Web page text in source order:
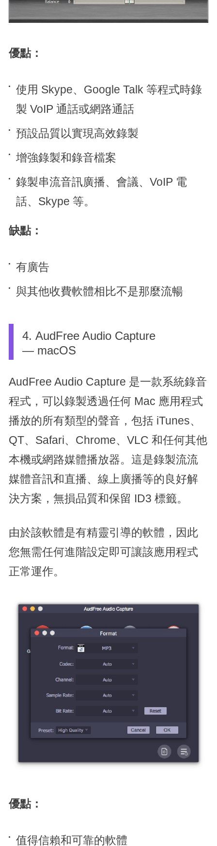
優點：
使用 Skype、Google Talk 等程式時錄
製 VoIP 通話或網路通話
預設品質以實現高效錄製
增強錄製和錄音檔案
錄製串流音訊廣播、會議、VoIP 電
話、Skype 等。
缺點：
有廣告
與其他收費軟體相比不是那麼流暢
4. AudFree Audio Capture
— macOS
AudFree Audio Capture 是一款系統錄音
程式，可以錄製透過任何 Mac 應用程式
播放的所有類型的聲音，包括 iTunes、
QT、Safari、Chrome、VLC 和任何其他
本機或網路媒體播放器。這是錄製流流
媒體音訊和直播、線上廣播等的良好解
決方案，無損品質和保留 ID3 標籤。
由於該軟體是有精靈引導的軟體，因此
您無需任何進階設定即可讓該應用程式
正常運作。
優點：
值得信賴和可靠的軟體